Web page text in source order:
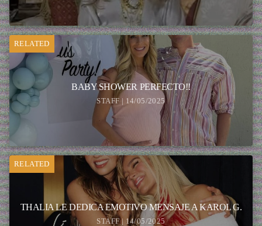
RELATED
BABY SHOWER PERFECTO!!
STAFF | 14/05/2025
RELATED
THALIA LE DEDICA EMOTIVO MENSAJE A KAROL G.
STAFF | 14/05/2025